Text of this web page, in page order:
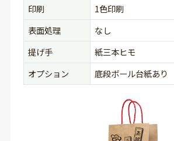
印刷
1色印刷
表面処理
なし
提げ手
紙三本ヒモ
オプション
底段ボール台紙あり